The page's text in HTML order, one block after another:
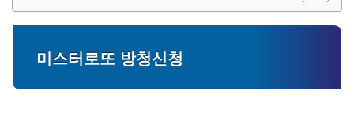
미스터로또 방청신청